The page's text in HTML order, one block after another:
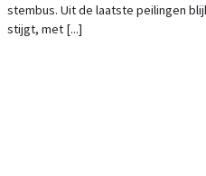
stembus. Uit de laatste peilingen
stijgt, met [...]